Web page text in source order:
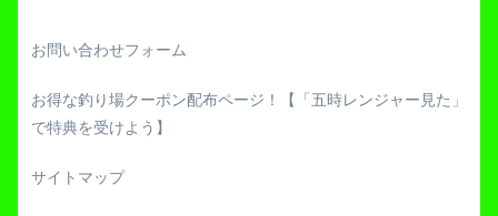
お問い合わせフォーム
お得な釣り場クーポン配布ページ！【「五時レンジャー見た」
で特典を受けよう】
サイトマップ